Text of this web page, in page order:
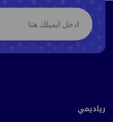
رياديمي